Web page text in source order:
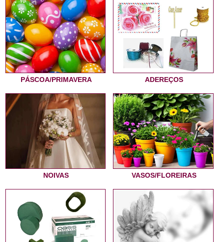
PÁSCOA/PRIMAVERA ADEREÇOS
NOIVAS VASOS/FLOREIRAS